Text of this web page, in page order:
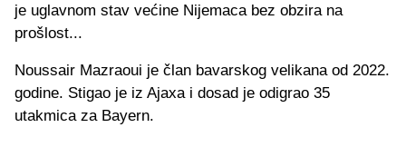
je uglavnom stav većine Nijemaca bez obzira na
prošlost...
Noussair Mazraoui je član bavarskog velikana od 2022.
godine. Stigao je iz Ajaxa i dosad je odigrao 35
utakmica za Bayern.